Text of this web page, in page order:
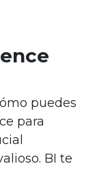
puedes
para
BI te